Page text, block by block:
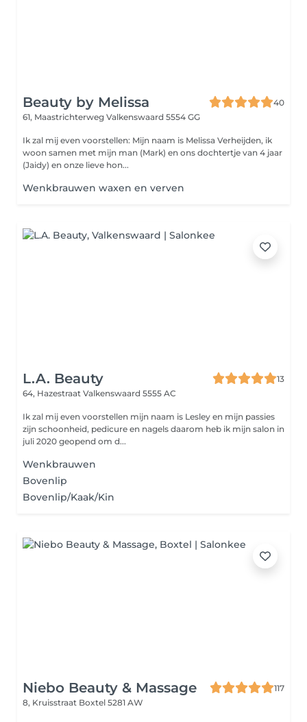
Beauty by Melissa
40
61, Maastrichterweg Valkenswaard 5554 GG
Ik zal mij even voorstellen: Mijn naam is Melissa Verheijden, ik
woon samen met mijn man (Mark) en ons dochtertje van 4 jaar
(Jaidy) en onze lieve hon...
Wenkbrauwen waxen en verven
L.A. Beauty
13
64, Hazestraat Valkenswaard 5555 AC
Ik zal mij even voorstellen mijn naam is Lesley en mijn passies
zijn schoonheid, pedicure en nagels daarom heb ik mijn salon in
juli 2020 geopend om d...
Wenkbrauwen
Bovenlip
Bovenlip/Kaak/Kin
Niebo Beauty & Massage
117
8, Kruisstraat Boxtel 5281 AW